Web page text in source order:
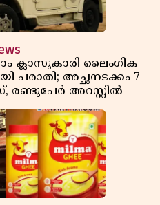
ക്ലാസുകാരി ലൈംഗിക
പരാതി; അച്ഛനടക്കം 7
രണ്ടുപേർ അറസ്റ്റിൽ